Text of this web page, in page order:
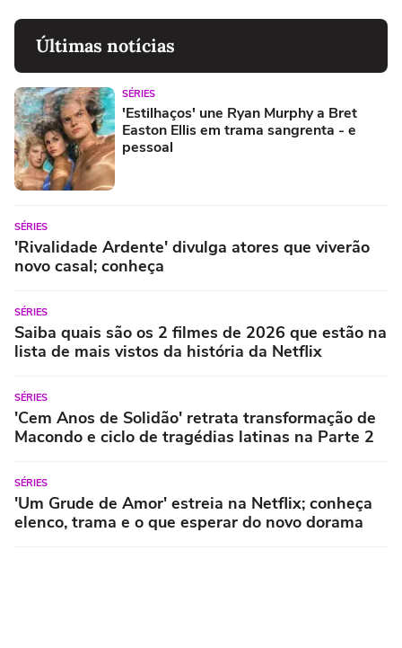
Últimas notícias
SÉRIES
'Estilhaços' une Ryan Murphy a Bret
Easton Ellis em trama sangrenta - e
pessoal
SÉRIES
'Rivalidade Ardente' divulga atores que viverão
novo casal; conheça
SÉRIES
Saiba quais são os 2 filmes de 2026 que estão na
lista de mais vistos da história da Netflix
SÉRIES
'Cem Anos de Solidão' retrata transformação de
Macondo e ciclo de tragédias latinas na Parte 2
SÉRIES
'Um Grude de Amor' estreia na Netflix; conheça
elenco, trama e o que esperar do novo dorama